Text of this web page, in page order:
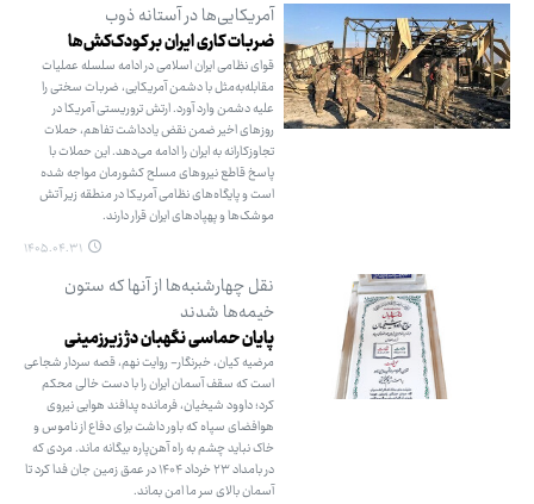
آمریکایی‌ها در آستانه ذوب
ضربات کاری ایران بر کودک‌کش‌ها
قوای نظامی ایران اسلامی در ادامه سلسله عملیات
مقابله‌به‌مثل با دشمن آمریکایی، ضربات سختی را
علیه دشمن وارد آورد. ارتش تروریستی آمریکا در
روزهای اخیر ضمن نقض یادداشت تفاهم، حملات
تجاوزکارانه به ایران را ادامه می‌دهد. این حملات با
پاسخ قاطع نیروهای مسلح کشورمان مواجه شده
است و پایگاه‌های نظامی آمریکا در منطقه زیر آتش
موشک‌ها و پهپادهای ایران قرار دارند.
۱۴۰۵.۰۴.۳۱
نقل چهارشنبه‌ها از آنها که ستون
خیمه‌ها شدند
پایان حماسی نگهبان دژ زیرزمینی
مرضیه کیان، خبرنگار- روایت نهم، قصه سردار شجاعی
است که سقف آسمان ایران را با دست خالی محکم
کرد؛ داوود شیخیان، فرمانده پدافند هوایی نیروی
هوافضای سپاه که باور داشت برای دفاع از ناموس و
خاک نباید چشم به راه آهن‌پاره بیگانه ماند. مردی که
در بامداد ۲۳ خرداد ۱۴۰۴ در عمق زمین جان فدا کرد تا
آسمان بالای سر ما امن بماند.